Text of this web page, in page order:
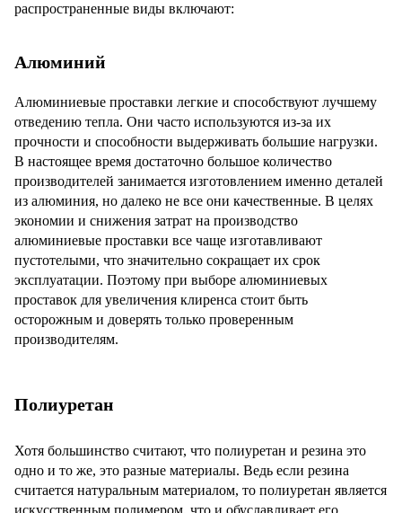
распространенные виды включают:
Алюминий
Алюминиевые проставки легкие и способствуют лучшему
отведению тепла. Они часто используются из-за их
прочности и способности выдерживать большие нагрузки.
В настоящее время достаточно большое количество
производителей занимается изготовлением именно деталей
из алюминия, но далеко не все они качественные. В целях
экономии и снижения затрат на производство
алюминиевые проставки все чаще изготавливают
пустотелыми, что значительно сокращает их срок
эксплуатации. Поэтому при выборе алюминиевых
проставок для увеличения клиренса стоит быть
осторожным и доверять только проверенным
производителям.
Полиуретан
Хотя большинство считают, что полиуретан и резина это
одно и то же, это разные материалы. Ведь если резина
считается натуральным материалом, то полиуретан является